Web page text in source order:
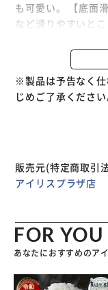
も可愛い。 【底面
など滑りやすいと
【カラバリを愉し
のもおすすめ。
※製品は予告なく
じめご了承ください
販売元(特定商取引
アイリスプラザ店
FOR YOU
あなたにおすすめのア